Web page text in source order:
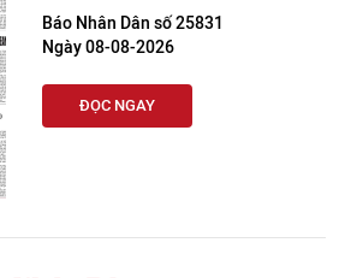
Báo Nhân Dân số 25831
Ngày 08-08-2026
ĐỌC NGAY